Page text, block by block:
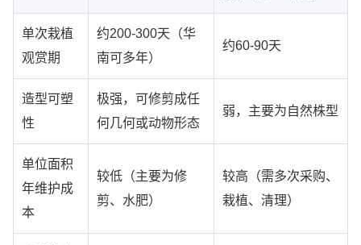
单次栽植
观赏期
约200-300天（华
南可多年）
约60-90天
造型可塑
性
极强，可修剪成任
何几何或动物形态
弱，主要为自然株型
单位面积
年维护成
本
较低（主要为修
剪、水肥）
较高（需多次采购、
栽植、清理）